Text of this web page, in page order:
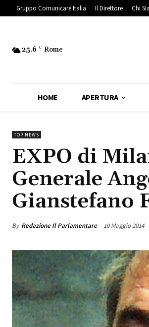
Gruppo Comunicare Italia Il Direttore Chi
25.6 C Rome
HOME APERTURA
TOP NEWS
EXPO di
Generale
Gianstefano
By Redazione Il Parlamentare 10 Maggio 2014